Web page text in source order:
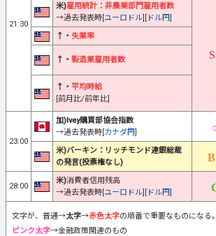
21:30
米)雇用統計 ： 非農業部門雇用者数
→過去発表時[ユーロドル][ ドル円]
↑・ 失業率
↑・ 製造業雇用者数
↑・ 平均時給
[前月比/前年比]
23:00
加)Ivey購買部協会指数
→過去発表時[カナダ円]
米)バーキン：リッチモンド連銀総裁
の発言(投票権なし)
28:00
米)消費者信用残高
→過去発表時[ユーロドル][ ドル円]
文字が、普通→太字→赤色太字の順番で重要なものになる。
ピンク太字→金融政策関連のもの